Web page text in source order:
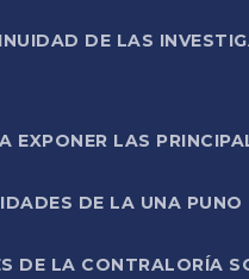
DE LAS
EXPONER LAS
DE LA UNA PUNO
DE LA CONTRALORÍA